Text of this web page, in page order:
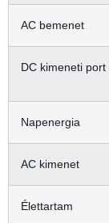
AC bemenet
DC kimeneti port
Napenergia
AC kimenet
Élettartam